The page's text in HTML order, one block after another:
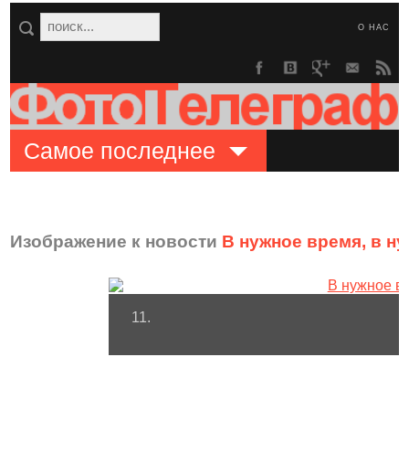
О НАС
Самое последнее
Изображение к новости В нужное время, в
11.